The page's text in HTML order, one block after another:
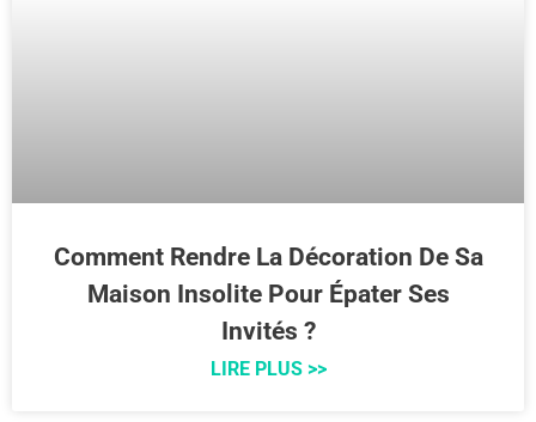
Comment Rendre La Décoration De Sa
Maison Insolite Pour Épater Ses
Invités ?
LIRE PLUS >>